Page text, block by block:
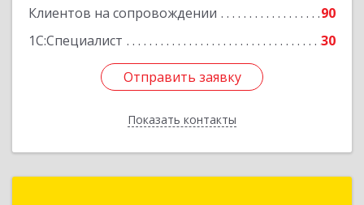
Клиентов на сопровождении
90
1С:Специалист
30
Отправить заявку
Показать контакты
Подробнее
Отправить заявку
Назад